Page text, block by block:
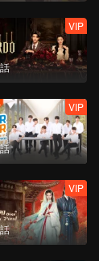
VIP
VIP
VIP